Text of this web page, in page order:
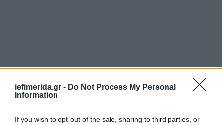
iefimerida.gr - Do Not Process My Personal
Information
If you wish to opt-out of the sale, sharing to third parties, or
«Χάλκινες» και οι Ζωή Φίτσιου και Μιλένα Κοντού